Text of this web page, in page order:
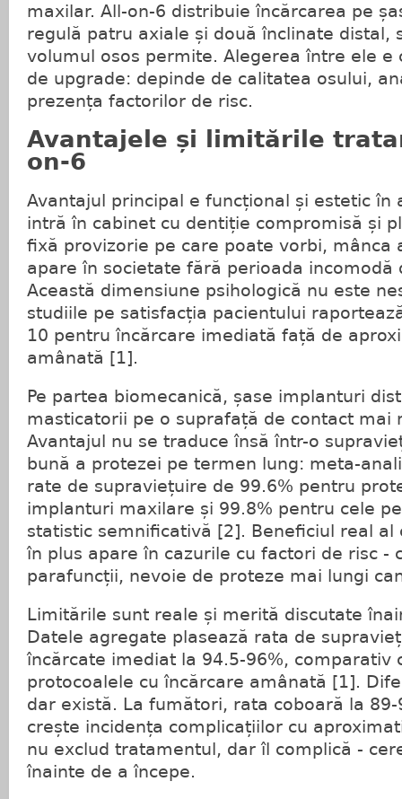
maxilar. All-on-6 distribuie încărcarea pe
regulă patru axiale și două înclinate distal,
volumul osos permite. Alegerea între ele e
de upgrade: depinde de calitatea osului,
prezența factorilor de risc.
Avantajele și limitările
on-6
Avantajul principal e funcțional și estetic în
intră în cabinet cu dentiție compromisă și
fixă provizorie pe care poate vorbi, mânca
apare în societate fără perioada incomodă
Această dimensiune psihologică nu este
studiile pe satisfacția pacientului
10 pentru încărcare imediată față de
amânată [1].
Pe partea biomecanică, șase implanturi
masticatorii pe o suprafață de contact mai
Avantajul nu se traduce însă într-o
bună a protezei pe termen lung: meta-
rate de supraviețuire de 99.6% pentru
implanturi maxilare și 99.8% pentru cele
statistic semnificativă [2]. Beneficiul real
în plus apare în cazurile cu factori de risc -
parafuncții, nevoie de proteze mai lungi
Limitările sunt reale și merită discutate
Datele agregate plasează rata de
încărcate imediat la 94.5-96%, comparativ
protocoalele cu încărcare amânată [1].
dar există. La fumători, rata coboară la
crește incidența complicațiilor cu
nu exclud tratamentul, dar îl complică -
înainte de a începe.